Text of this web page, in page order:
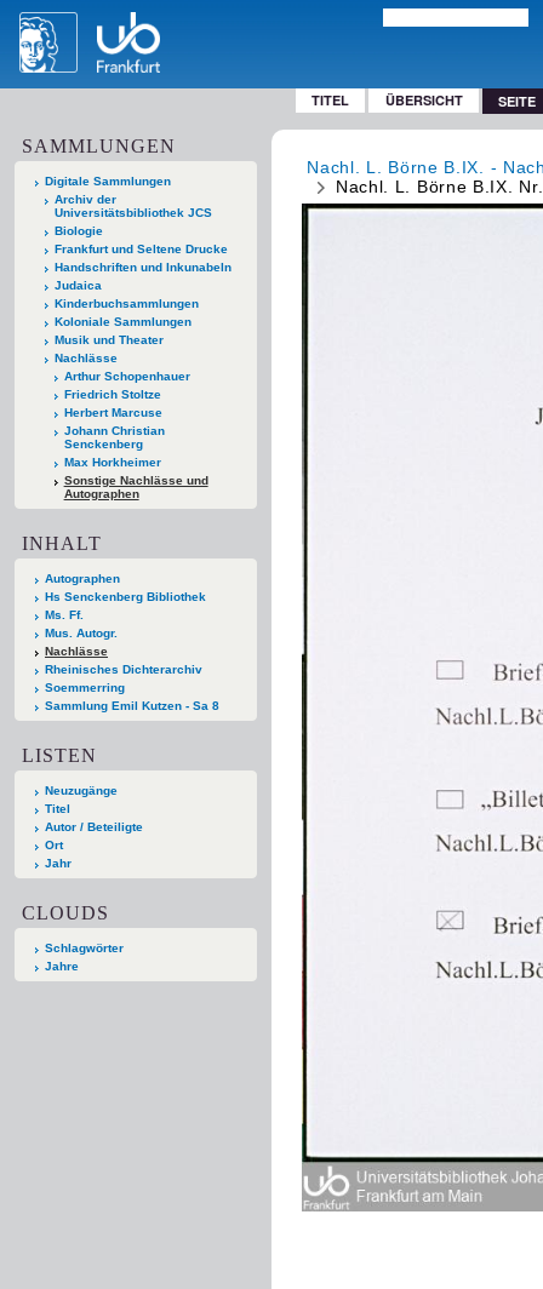
TITEL ÜBERSICHT SEITE
SAMMLUNGEN
Digitale Sammlungen
Archiv der
Universitätsbibliothek JCS
Biologie
Frankfurt und Seltene Drucke
Handschriften und Inkunabeln
Judaica
Kinderbuchsammlungen
Koloniale Sammlungen
Musik und Theater
Nachlässe
Arthur Schopenhauer
Friedrich Stoltze
Herbert Marcuse
Johann Christian
Senckenberg
Max Horkheimer
Sonstige Nachlässe und
Autographen
INHALT
Autographen
Hs Senckenberg Bibliothek
Ms. Ff.
Mus. Autogr.
Nachlässe
Rheinisches Dichterarchiv
Soemmerring
Sammlung Emil Kutzen - Sa 8
LISTEN
Neuzugänge
Titel
Autor / Beteiligte
Ort
Jahr
CLOUDS
Schlagwörter
Jahre
Nachl. L. Börne B.IX. -
Nachl. L. Börne B.IX.